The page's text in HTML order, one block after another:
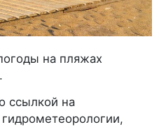
на пляжах
ссылкой на